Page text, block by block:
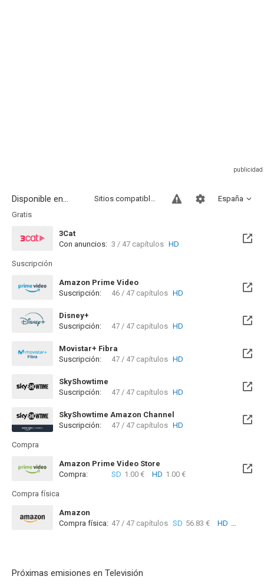
Disponible en... España
Sitios compatibles
Gratis
3Cat
Disponible hasta el Mié, 26 Ago 2026 (Quedan 20 días)
Con anuncios: 3 / 47 capítulos HD
Suscripción
Amazon Prime Video
Suscripción:
46 / 47 capítulos HD
Disney+
Suscripción:
47 / 47 capítulos HD
Movistar+ Fibra
Disponible hasta el Sab, 19 Jun 2027 (Quedan 10 meses)
Suscripción: 47 / 47 capítulos HD
SkyShowtime
Disponible hasta el Sab, 19 Jun 2027 (Quedan 10 meses)
Suscripción: 47 / 47 capítulos HD
SkyShowtime Amazon Channel
Suscripción:
47 / 47 capítulos HD
Compra
Amazon Prime Video Store
Compra:
SD 1.00 € HD 1.00 €
Compra física
Amazon
Compra física: 47 / 47 capítulos SD 56.83 € HD
Próximas emisiones en Televisión